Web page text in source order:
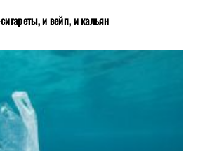
и вейп, и кальян